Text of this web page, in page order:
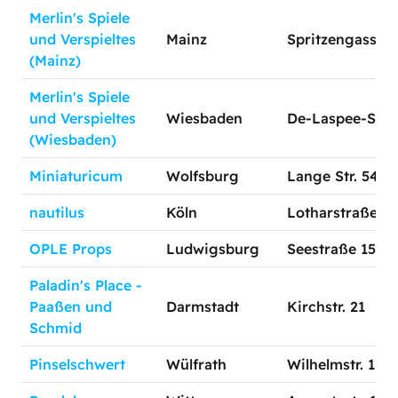
Merlin's Spiele
und Verspieltes
(Mainz)
Mainz Spritzengasse 4
Merlin's Spiele
und Verspieltes
(Wiesbaden)
Wiesbaden De-Laspee-Str.
Miniaturicum Wolfsburg Lange Str. 54
nautilus Köln Lotharstraße 36
OPLE Props Ludwigsburg Seestraße 15
Paladin's Place -
Paaßen und
Schmid
Darmstadt Kirchstr. 21
Pinselschwert Wülfrath Wilhelmstr. 126